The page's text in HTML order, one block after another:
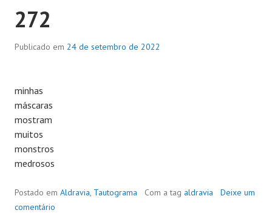
272
Publicado em 24 de setembro de 2022
minhas
máscaras
mostram
muitos
monstros
medrosos
Postado em Aldravia, Tautograma Com a tag aldravia
Deixe um
comentário